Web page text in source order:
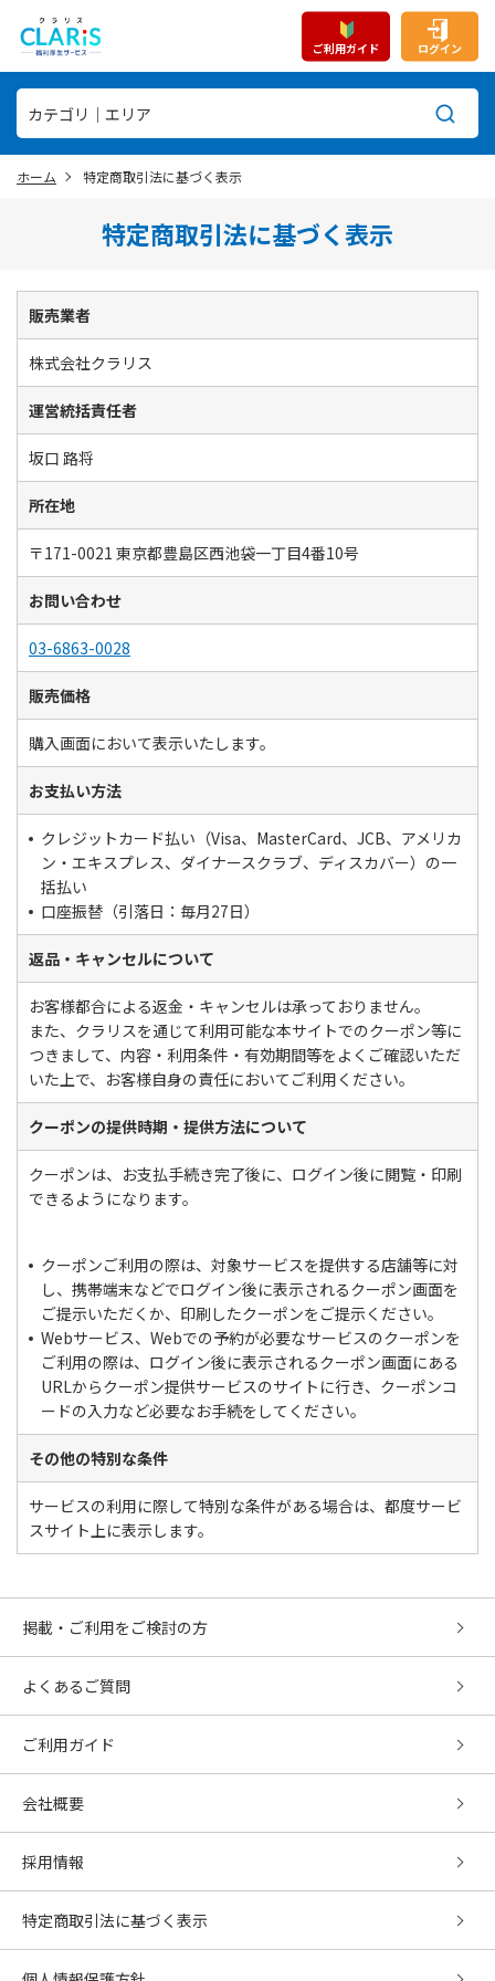
ご利用ガイド ログイン
ホーム 特定商取引法に基づく表示
特定商取引法に基づく表示
販売業者
株式会社クラリス
運営統括責任者
坂口 路将
所在地
〒171-0021 東京都豊島区西池袋一丁目4番10号
お問い合わせ
03-6863-0028
販売価格
購入画面において表示いたします。
お支払い方法
クレジットカード払い（Visa、MasterCard、JCB、アメリカ
ン・エキスプレス、ダイナースクラブ、ディスカバー）の一
括払い
口座振替（引落日：毎月27日）
返品・キャンセルについて
お客様都合による返金・キャンセルは承っておりません。
また、クラリスを通じて利用可能な本サイトでのクーポン等に
つきまして、内容・利用条件・有効期間等をよくご確認いただ
いた上で、お客様自身の責任においてご利用ください。
クーポンの提供時期・提供方法について
クーポンは、お支払手続き完了後に、ログイン後に閲覧・印刷
できるようになります。
クーポンご利用の際は、対象サービスを提供する店舗等に対
し、携帯端末などでログイン後に表示されるクーポン画面を
ご提示いただくか、印刷したクーポンをご提示ください。
Webサービス、Webでの予約が必要なサービスのクーポンを
ご利用の際は、ログイン後に表示されるクーポン画面にある
URLからクーポン提供サービスのサイトに行き、クーポンコ
ードの入力など必要なお手続をしてください。
その他の特別な条件
サービスの利用に際して特別な条件がある場合は、都度サービ
スサイト上に表示します。
掲載・ご利用をご検討の方
よくあるご質問
ご利用ガイド
会社概要
採用情報
特定商取引法に基づく表示